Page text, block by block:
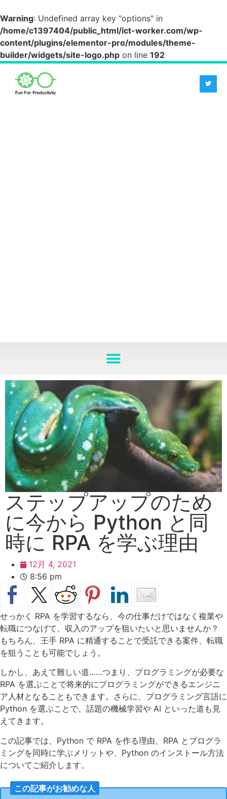
Warning: Undefined array key "options" in
/home/c1397404/public_html/ict-worker.com/wp-
content/plugins/elementor-pro/modules/theme-
builder/widgets/site-logo.php on line 192
ステップアップのため
に今から Python と同
時に RPA を学ぶ理由
12月 4, 2021
8:56 pm
せっかく RPA を学習するなら、今の仕事だけではなく複業や
転職につなげて、収入のアップを狙いたいと思いませんか？
もちろん、王手 RPA に精通することで受託できる案件、転職
を狙うことも可能でしょう。
しかし、あえて難しい道……つまり、プログラミングが必要な
RPA を選ぶことで将来的にプログラミングができるエンジニ
ア人材となることもできます。さらに、プログラミング言語に
Python を選ぶことで、話題の機械学習や AI といった道も見
えてきます。
この記事では、Python で RPA を作る理由、RPA とプログラ
ミングを同時に学ぶメリットや、Python のインストール方法
についてご紹介します。
この記事がお勧めな人